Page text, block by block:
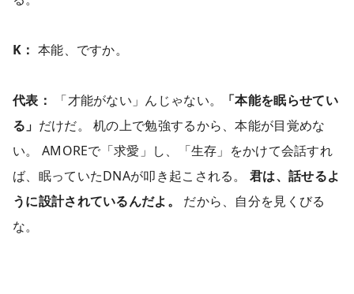
K： 本能、ですか。
代表： 「才能がない」んじゃない。
「本能を眠らせてい
る」 だけだ。 机の上で勉強するから、本能が目覚めな
い。 AMOREで「求愛」し、「生存」をかけて会話すれ
ば、眠っていたDNAが叩き起こされる。 君は、話せるよ
うに設計されているんだよ。
だから、自分を見くびる
な。